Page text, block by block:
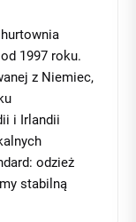
1997 roku.
z Niemiec,
i Irlandii
odzież
stabilną